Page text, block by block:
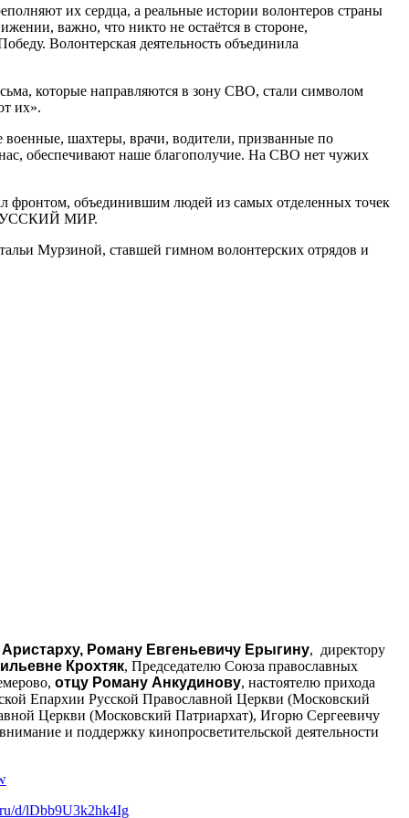
их сердца, а реальные истории волонтеров страны
важно, что никто не остаётся в стороне,
Волонтерская деятельность объединила
которые направляются в зону СВО, стали символом
их».
военные, шахтеры, врачи, водители, призванные по
обеспечивают наше благополучие. На СВО нет чужих
фронтом, объединившим людей из самых отделенных точек
МИР.
Мурзиной, ставшей гимном волонтерских отрядов и
Роману Евгеньевичу Ерыгину, директору
Крохтяк, Председателю Союза православных
отцу Роману Анкудинову, настоятелю прихода
Епархии Русской Православной Церкви (Московский
Церкви (Московский Патриархат), Игорю Сергеевичу
и поддержку кинопросветительской деятельности
d/lDbb9U3k2hk4Ig